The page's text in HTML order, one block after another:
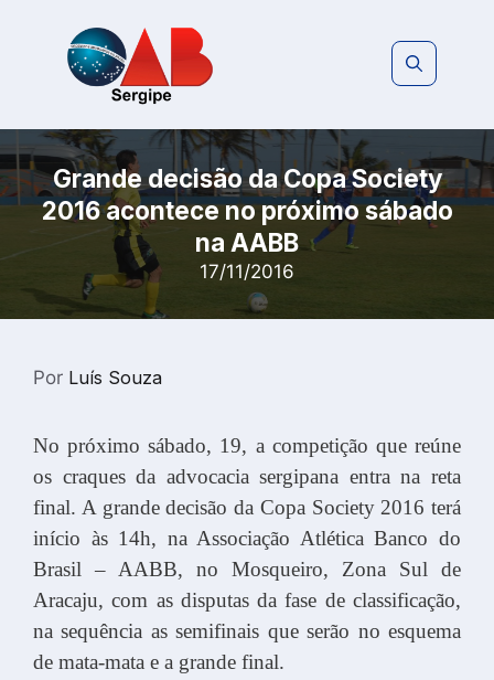
Grande decisão da Copa Society
2016 acontece no próximo sábado
na AABB
17/11/2016
Por Luís Souza
No próximo sábado, 19, a competição que reúne
os craques da advocacia sergipana entra na reta
final. A grande decisão da Copa Society 2016 terá
início às 14h, na Associação Atlética Banco do
Brasil – AABB, no Mosqueiro, Zona Sul de
Aracaju, com as disputas da fase de classificação,
na sequência as semifinais que serão no esquema
de mata-mata e a grande final.